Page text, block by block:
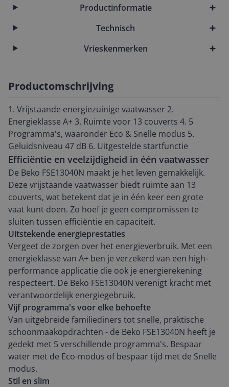
Productinformatie
Technisch
Vrieskenmerken
Productomschrijving
1. Vrijstaande energiezuinige vaatwasser 2.
Energieklasse A+ 3. Ruimte voor 13 couverts 4. 5
Programma's, waaronder Eco & Snelle modus 5.
Geluidsniveau 47 dB 6. Uitgestelde startfunctie
Efficiëntie en veelzijdigheid in één vaatwasser
De Beko FSE13040N maakt je het leven gemakkelijk.
Deze vrijstaande vaatwasser biedt ruimte aan 13
couverts, wat betekent dat je in één keer een grote
vaat kunt doen. Zo hoef je geen compromissen te
sluiten tussen efficiëntie en capaciteit.
Uitstekende energieprestaties
Vergeet de zorgen over het energieverbruik. Met een
energieklasse van A+ ben je verzekerd van een high-
performance applicatie die ook je energierekening
respecteert. De Beko FSE13040N verenigt kracht met
verantwoordelijk energiegebruik.
Vijf programma's voor elke behoefte
Van uitgebreide familiediners tot snelle, praktische
schoonmaakopdrachten - de Beko FSE13040N heeft je
gedekt met 5 verschillende programma's. Bespaar
water met de Eco-modus of bespaar tijd met de Snelle
modus.
Stil en slim